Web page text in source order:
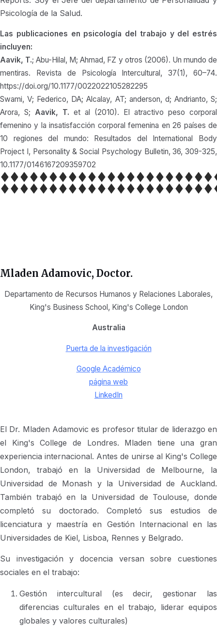
Psicología de la Salud.
Las publicaciones en psicología del trabajo y del estrés
incluyen:
Aavik, T.; Abu-Hilal, M; Ahmad, FZ y otros (2006). Un mundo de
mentiras. Revista de Psicología Intercultural, 37(1), 60–74.
https://doi.org/10.1177/0022022105282295
Swami, V; Federico, DA; Alcalay, AT; anderson, d; Andrianto, S;
Arora, S; Aavik, T. et al (2010). El atractivo peso corporal
femenino y la insatisfacción corporal femenina en 26 países de
10 regiones del mundo: Resultados del International Body
Project I, Personality & Social Psychology Bulletin, 36, 309-325,
10.1177/0146167209359702
Mladen Adamovic, Doctor.
Departamento de Recursos Humanos y Relaciones Laborales,
King's Business School, King's College London
Australia
Puerta de la investigación
Google Académico
página web
LinkedIn
El Dr. Mladen Adamovic es profesor titular de liderazgo en
el King's College de Londres. Mladen tiene una gran
experiencia internacional. Antes de unirse al King's College
London, trabajó en la Universidad de Melbourne, la
Universidad de Monash y la Universidad de Auckland.
También trabajó en la Universidad de Toulouse, donde
completó su doctorado. Completó sus estudios de
licenciatura y maestría en Gestión Internacional en las
Universidades de Kiel, Lisboa, Rennes y Belgrado.
Su investigación y docencia versan sobre cuestiones
sociales en el trabajo:
Gestión intercultural (es decir, gestionar las
diferencias culturales en el trabajo, liderar equipos
globales y valores culturales)